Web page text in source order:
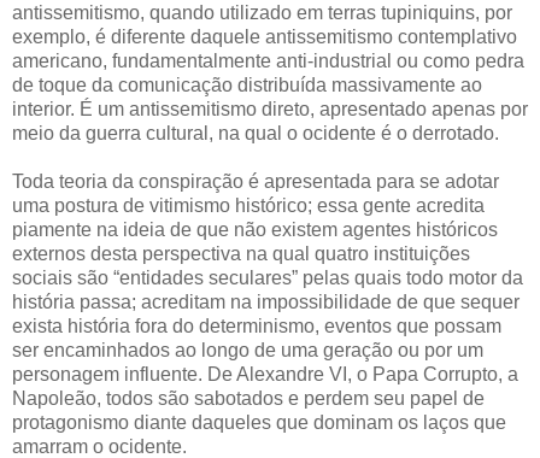
antissemitismo, quando utilizado em terras tupiniquins, por
exemplo, é diferente daquele antissemitismo contemplativo
americano, fundamentalmente anti-industrial ou como pedra
de toque da comunicação distribuída massivamente ao
interior. É um antissemitismo direto, apresentado apenas por
meio da guerra cultural, na qual o ocidente é o derrotado.
Toda teoria da conspiração é apresentada para se adotar
uma postura de vitimismo histórico; essa gente acredita
piamente na ideia de que não existem agentes históricos
externos desta perspectiva na qual quatro instituições
sociais são “entidades seculares” pelas quais todo motor da
história passa; acreditam na impossibilidade de que sequer
exista história fora do determinismo, eventos que possam
ser encaminhados ao longo de uma geração ou por um
personagem influente. De Alexandre VI, o Papa Corrupto, a
Napoleão, todos são sabotados e perdem seu papel de
protagonismo diante daqueles que dominam os laços que
amarram o ocidente.